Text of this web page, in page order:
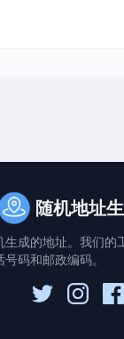
随机地址
成的地址。我们的
码和邮政编码。